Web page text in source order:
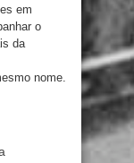
em
o
da
nome.